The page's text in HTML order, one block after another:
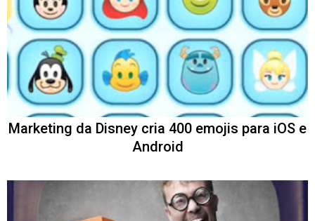
Marketing da Disney cria 400 emojis para iOS e
Android